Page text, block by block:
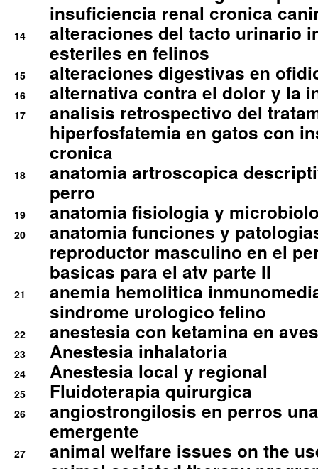
insuficiencia renal cronica
14
alteraciones del tacto urinario
esteriles en felinos
15 alteraciones digestivas en
16 alternativa contra el dolor y la
17
analisis retrospectivo del
hiperfosfatemia en gatos con
cronica
18
anatomia artroscopica
perro
19 anatomia fisiologia y
20
anatomia funciones y
reproductor masculino en el
basicas para el atv parte II
21
anemia hemolitica
sindrome urologico felino
22 anestesia con ketamina en
23 Anestesia inhalatoria
24 Anestesia local y regional
25 Fluidoterapia quirurgica
26
angiostrongilosis en perros
emergente
27
animal welfare issues on the